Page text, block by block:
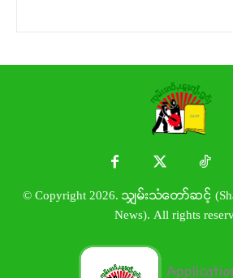
© Copyright 2026. သျှမ်းသံတော်ဆင့်
News). All rights